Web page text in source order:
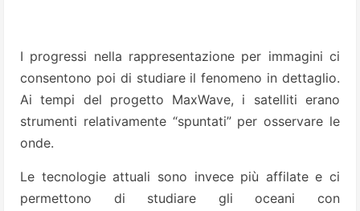
I progressi nella rappresentazione per immagini ci
consentono poi di studiare il fenomeno in dettaglio.
Ai tempi del progetto MaxWave, i satelliti erano
strumenti relativamente “spuntati” per osservare le
onde.
Le tecnologie attuali sono invece più affilate e ci
permettono di studiare gli oceani con